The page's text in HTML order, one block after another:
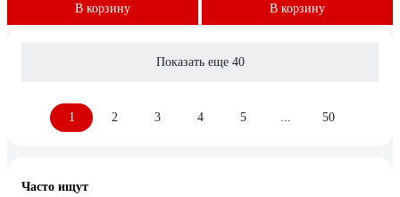
В корзину
В корзину
Показать еще 40
1 2 3 4 5 50
Часто ищут